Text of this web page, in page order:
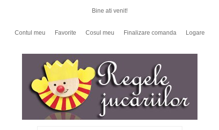
Bine ati venit!
Contul meu Favorite Cosul meu Finalizare comanda Logare